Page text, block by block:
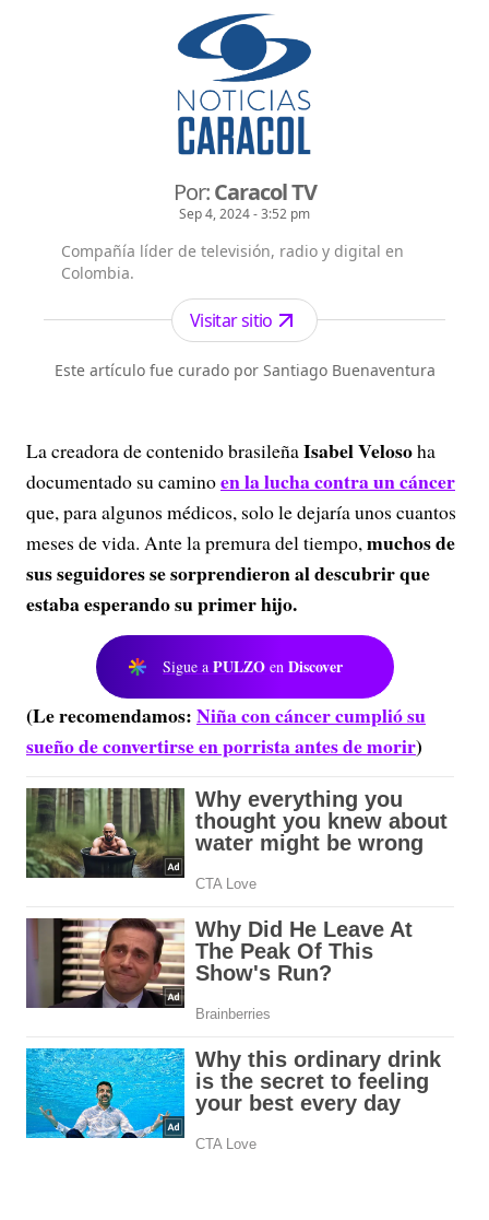
Por:Caracol TV
Sep 4, 2024 - 3:52 pm
Compañía líder de televisión, radio y digital en
Colombia.
Visitar sitio
Este artículo fue curado por Santiago Buenaventura
La creadora de contenido brasileñaIsabel Velosoha
documentado su caminoen la lucha contra un cáncer
que, para algunos médicos, solo le dejaría unos cuantos
meses de vida. Ante la premura del tiempo,muchos de
sus seguidores se sorprendieron al descubrir que
estaba esperando su primer hijo.
Sigue a PULZO en Discover
(Le recomendamos:Niña con cáncer cumplió su
sueño de convertirse en porrista antes de morir)